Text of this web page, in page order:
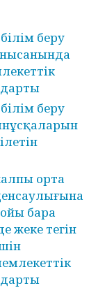
беру
беру
орта
бара
жеке тегін